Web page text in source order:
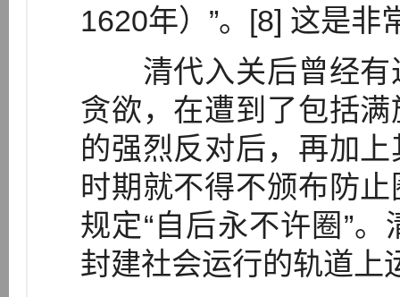
1620年）”。[8] 这是非
清代入关后曾经有
贪欲，在遭到了包括
的强烈反对后，再加
时期就不得不颁布防
规定“自后永不许圈”
封建社会运行的轨道上